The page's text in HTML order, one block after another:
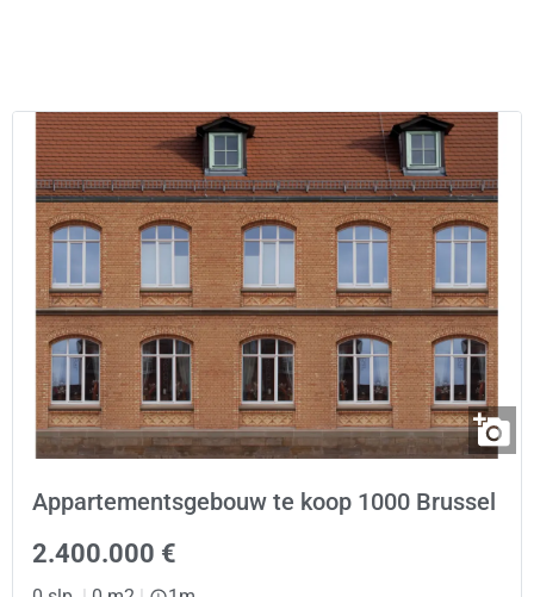
Appartementsgebouw te koop 1000 Brussel
2.400.000 €